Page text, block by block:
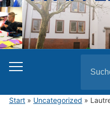
for:
Start» Uncategorized »